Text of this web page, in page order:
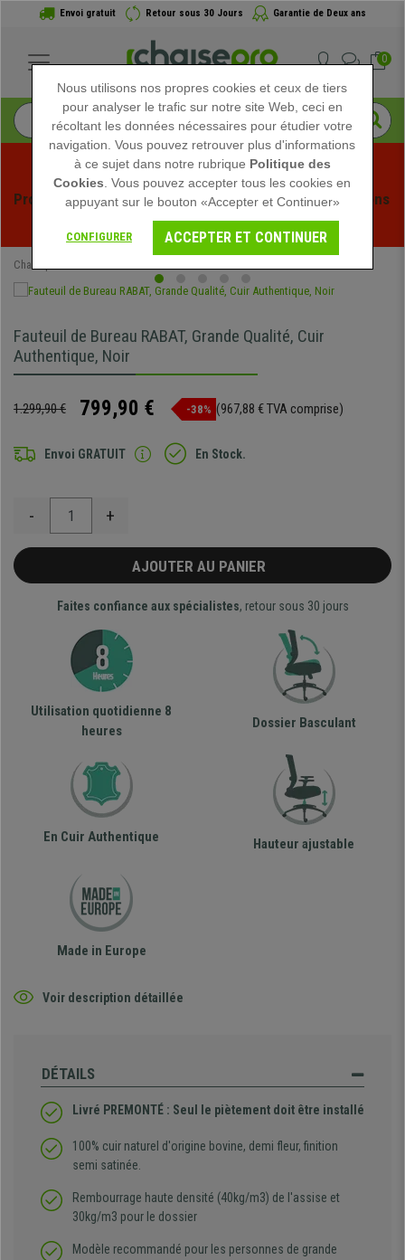
Envoi gratuit Retour sous 30 Jours Garantie de Deux ans
0
Profitez des soldes d'été chez Chaisepro ! Des réductions
exclusives pour une durée limitée - Voir l'offre
Chaisepro
Fauteuil de Bureau RABAT, Grande Qualité, Cuir
Authentique, Noir
1.299,90 € 799,90 € -38% (967,88 € TVA comprise)
Envoi GRATUIT En Stock.
- +
AJOUTER AU PANIER
Faites confiance aux spécialistes, retour sous 30 jours
Utilisation quotidienne 8
heures
Dossier Basculant
En Cuir Authentique Hauteur ajustable
Made in Europe
Voir description détaillée
DÉTAILS
Livré PREMONTÉ : Seul le piètement doit être installé
100% cuir naturel d'origine bovine, demi fleur, finition
semi satinée.
Rembourrage haute densité (40kg/m3) de l'assise et
30kg/m3 pour le dossier
Modèle recommandé pour les personnes de grande
Nous utilisons nos propres cookies et ceux de tiers
pour analyser le trafic sur notre site Web, ceci en
récoltant les données nécessaires pour étudier votre
navigation. Vous pouvez retrouver plus d'informations
à ce sujet dans notre rubrique Politique des
Cookies . Vous pouvez accepter tous les cookies en
appuyant sur le bouton «Accepter et Continuer»
CONFIGURER ACCEPTER ET CONTINUER